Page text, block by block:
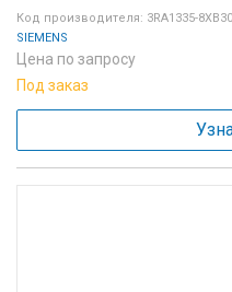
Код производителя: 3RA1335-
SIEMENS
Цена по запросу
Под заказ